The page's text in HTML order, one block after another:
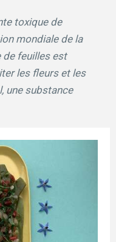
toxique de
mondiale de la
de feuilles est
les fleurs et les
une substance